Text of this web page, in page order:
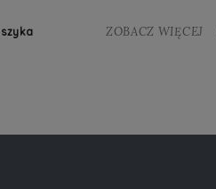
ZOBACZ WIĘCEJ